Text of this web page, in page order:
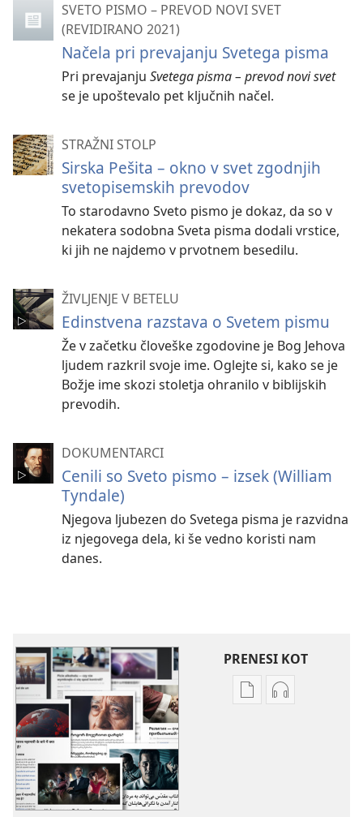
SVETO PISMO – PREVOD NOVI SVET
(REVIDIRANO 2021)
Načela pri prevajanju Svetega pisma
Pri prevajanju Svetega pisma – prevod novi svet
se je upoštevalo pet ključnih načel.
STRAŽNI STOLP
Sirska Pešita – okno v svet zgodnjih
svetopisemskih prevodov
To starodavno Sveto pismo je dokaz, da so v
nekatera sodobna Sveta pisma dodali vrstice,
ki jih ne najdemo v prvotnem besedilu.
ŽIVLJENJE V BETELU
Edinstvena razstava o Svetem pismu
Že v začetku človeške zgodovine je Bog Jehova
ljudem razkril svoje ime. Oglejte si, kako se je
Božje ime skozi stoletja ohranilo v biblijskih
prevodih.
DOKUMENTARCI
Cenili so Sveto pismo – izsek (William
Tyndale)
Njegova ljubezen do Svetega pisma je razvidna
iz njegovega dela, ki še vedno koristi nam
danes.
PRENESI KOT
MožnostiMožnosti